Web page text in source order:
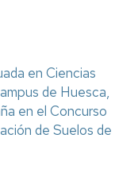
en Ciencias
de Huesca,
en el Concurso
de Suelos de